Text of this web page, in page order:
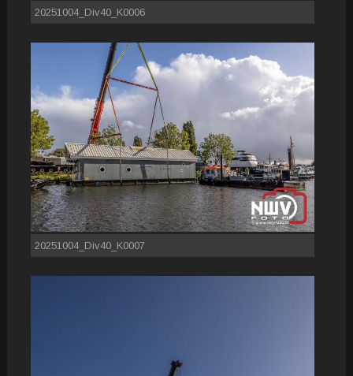
20251004_Div40_K0006
20251004_Div40_K0007